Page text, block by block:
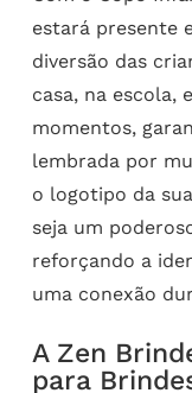
estará presente
diversão das
casa, na escola,
momentos,
lembrada por
o logotipo da
seja um
reforçando a
uma conexão
A Zen
para